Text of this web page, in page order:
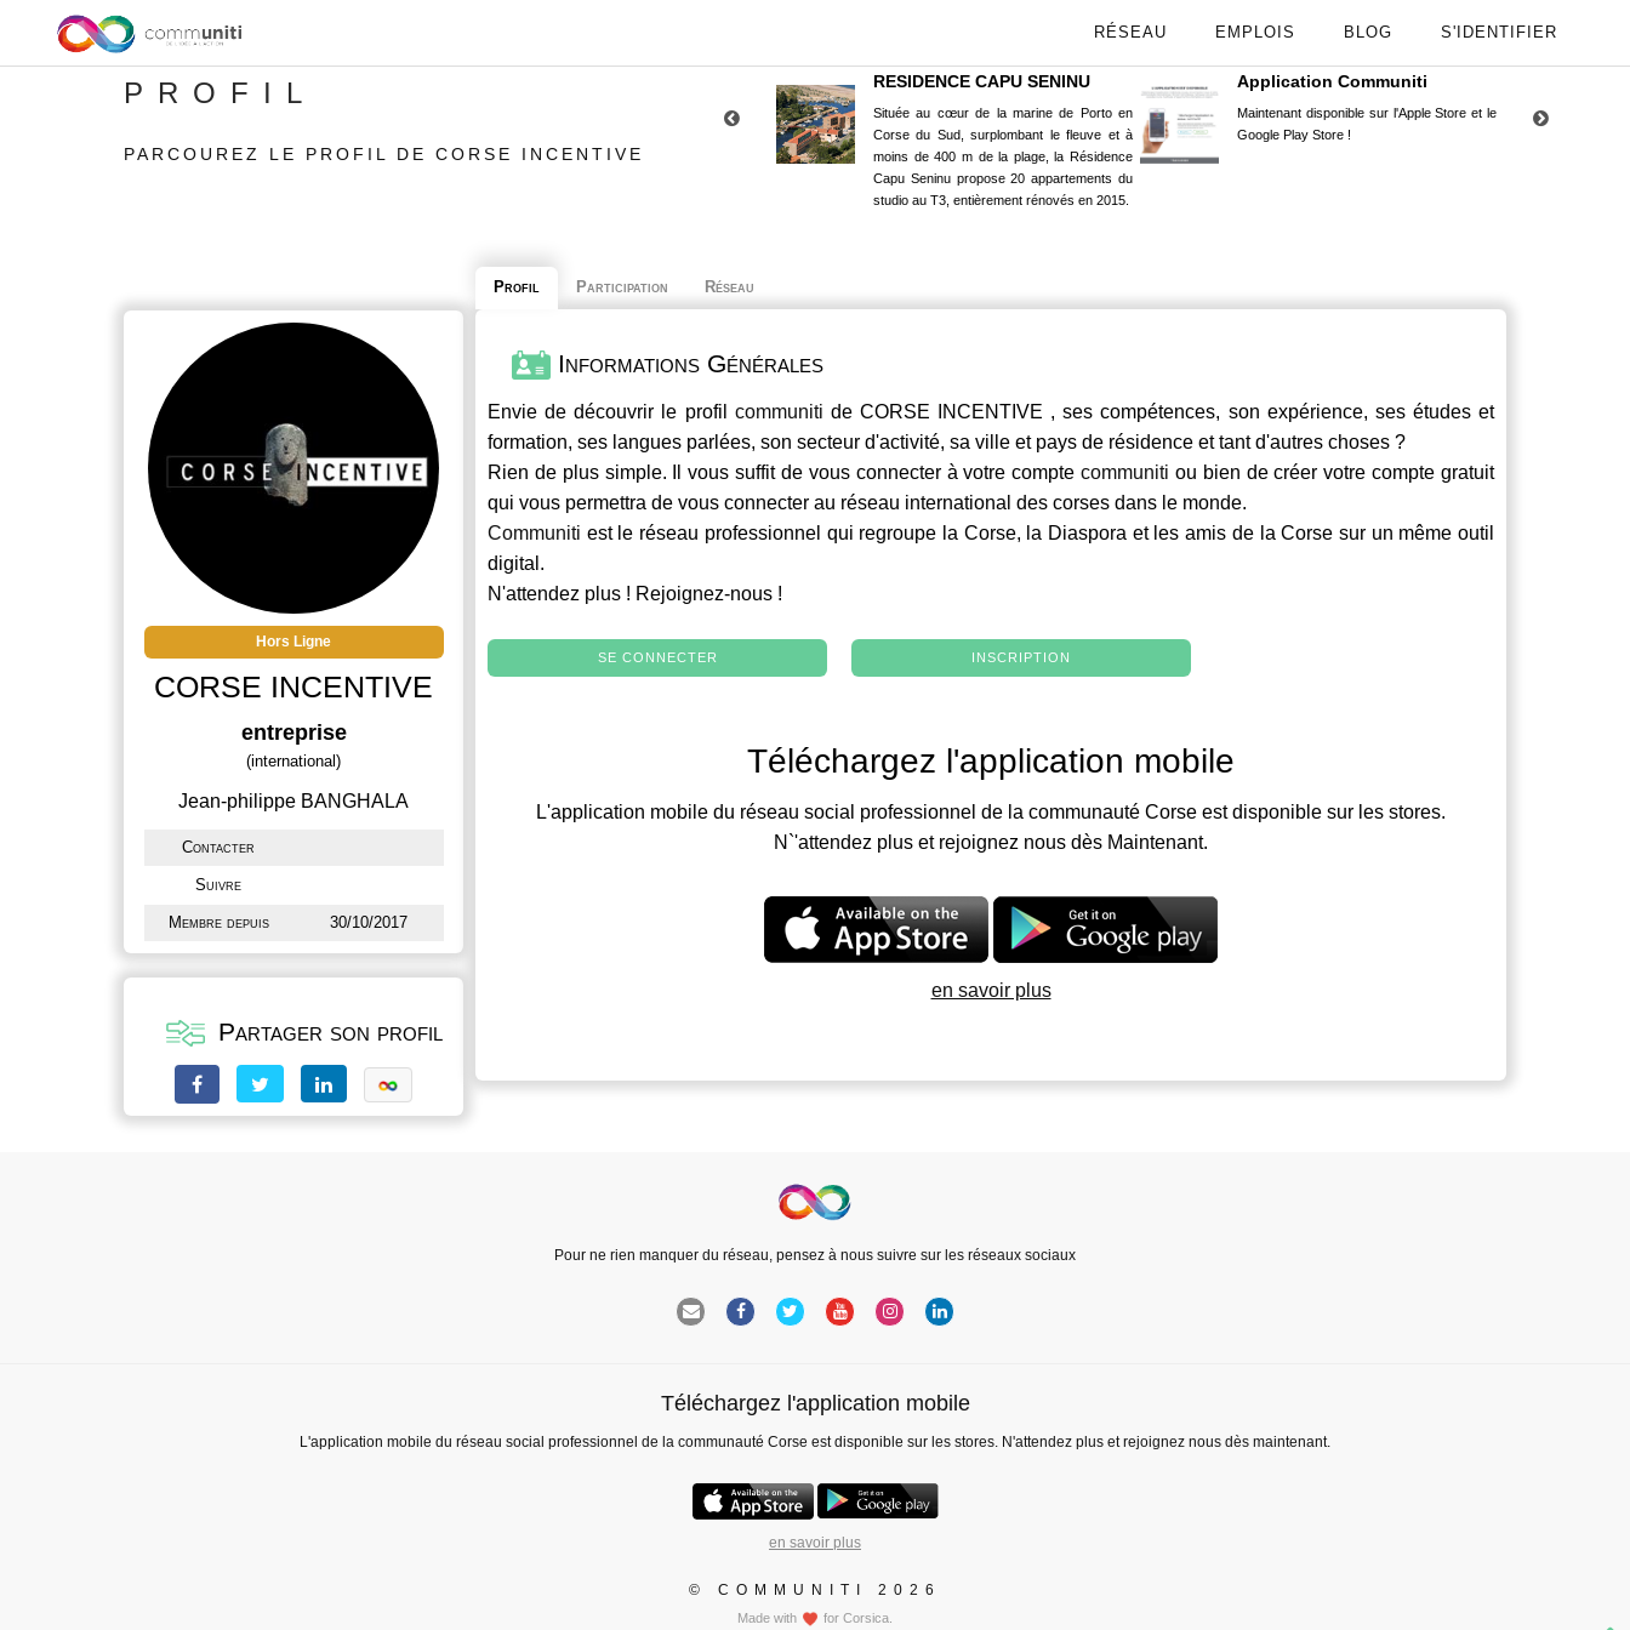
RÉSEAU EMPLOIS BLOG S'IDENTIFIER
PROFIL
PARCOUREZ LE PROFIL DE CORSE INCENTIVE
RESIDENCE CAPU SENINU
Située au cœur de la marine de Porto en
Corse du Sud, surplombant le fleuve et à
moins de 400 m de la plage, la Résidence
Capu Seninu propose 20 appartements du
studio au T3, entièrement rénovés en 2015.
Application Communiti
Maintenant disponible sur l'Apple Store et le
Google Play Store !
Hors Ligne
CORSE INCENTIVE
entreprise
(international)
Jean-philippe BANGHALA
Contacter
Suivre
Membre depuis 30/10/2017
Partager son profil
Profil Participation Réseau
Informations Générales
Envie de découvrir le profil communiti de CORSE INCENTIVE , ses compétences, son expérience, ses études et
formation, ses langues parlées, son secteur d'activité, sa ville et pays de résidence et tant d'autres choses ?
Rien de plus simple. Il vous suffit de vous connecter à votre comptecommuniti ou bien de créer votre compte gratuit
qui vous permettra de vous connecter au réseau international des corses dans le monde.
Communiti est le réseau professionnel qui regroupe la Corse, la Diaspora et les amis de la Corse sur un même outil
digital.
N'attendez plus ! Rejoignez-nous !
SE CONNECTER INSCRIPTION
Téléchargez l'application mobile
L'application mobile du réseau social professionnel de la communauté Corse est disponible sur les stores.
N`'attendez plus et rejoignez nous dès Maintenant.
en savoir plus
Pour ne rien manquer du réseau, pensez à nous suivre sur les réseaux sociaux
Téléchargez l'application mobile
L'application mobile du réseau social professionnel de la communauté Corse est disponible sur les stores. N'attendez plus et rejoignez nous dès maintenant.
en savoir plus
© COMMUNITI 2026
Made with for Corsica.